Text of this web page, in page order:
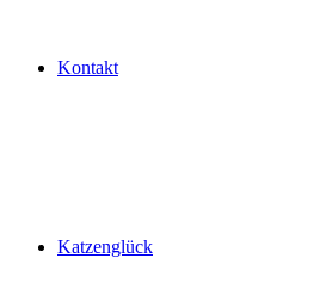
Kontakt
Katzenglück